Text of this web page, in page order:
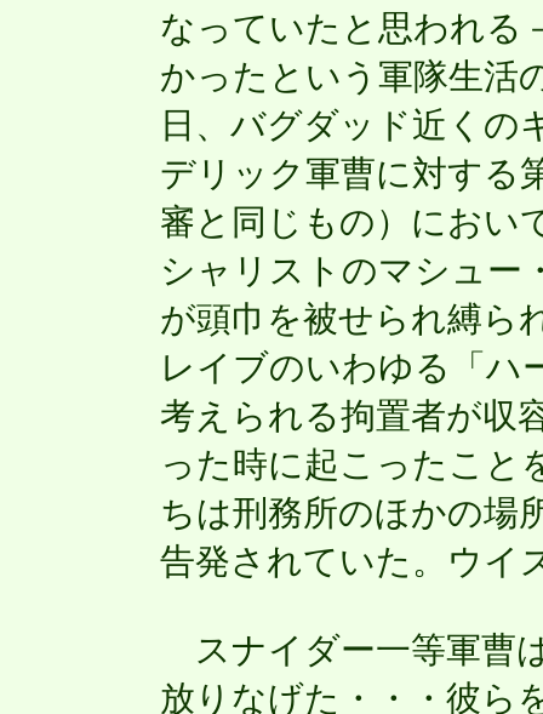
なっていたと思われる
かったという軍隊生活
日、バグダッド近くの
デリック軍曹に対する
審と同じもの）におい
シャリストのマシュー
が頭巾を被せられ縛ら
レイブのいわゆる「
考えられる拘置者が収
った時に起こったこと
ちは刑務所のほかの場
告発されていた。ウイ
スナイダー一等軍曹
放りなげた・・・彼ら